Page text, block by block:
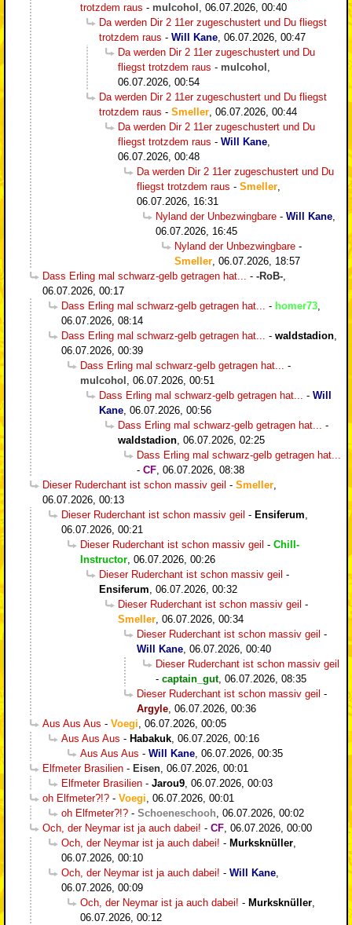
trotzdem raus - mulcohol
06.07.2026, 00:40
Da werden Dir 2 11er zugeschustert und Du fliegst
trotzdem raus - Will Kane 06.07.2026, 00:47
Da werden Dir 2 11er zugeschustert und Du
fliegst trotzdem raus - mulcohol
06.07.2026, 00:54
Da werden Dir 2 11er zugeschustert und Du fliegst
trotzdem raus - Smeller 06.07.2026, 00:44
Da werden Dir 2 11er zugeschustert und Du
fliegst trotzdem raus - Will Kane
06.07.2026, 00:48
Da werden Dir 2 11er zugeschustert und Du
fliegst trotzdem raus - Smeller
06.07.2026, 16:31
Nyland der Unbezwingbare - Will Kane
06.07.2026, 16:45
Nyland der Unbezwingbare -
Smeller 06.07.2026, 18:57
Dass Erling mal schwarz-gelb getragen hat...
- -RoB-
06.07.2026, 00:17
Dass Erling mal schwarz-gelb getragen hat...
- homer73
06.07.2026, 08:14
Dass Erling mal schwarz-gelb getragen hat...
- waldstadion
06.07.2026, 00:39
Dass Erling mal schwarz-gelb getragen hat...
-
mulcohol
06.07.2026, 00:51
Dass Erling mal schwarz-gelb getragen hat...
- Will
Kane 06.07.2026, 00:56
Dass Erling mal schwarz-gelb getragen hat...
-
waldstadion 06.07.2026, 02:25
Dass Erling mal schwarz-gelb getragen hat...
- CF 06.07.2026, 08:38
Dieser Ruderchant ist schon massiv geil - Smeller
06.07.2026, 00:13
Dieser Ruderchant ist schon massiv geil - Ensiferum
06.07.2026, 00:21
Dieser Ruderchant ist schon massiv geil - Chill-
Instructor 06.07.2026, 00:26
Dieser Ruderchant ist schon massiv geil -
Ensiferum 06.07.2026, 00:32
Dieser Ruderchant ist schon massiv geil -
Smeller 06.07.2026, 00:34
Dieser Ruderchant ist schon massiv geil -
Will Kane 06.07.2026, 00:40
Dieser Ruderchant ist schon massiv geil
- captain_gut, 06.07.2026, 08:35
Dieser Ruderchant ist schon massiv geil -
Argyle 06.07.2026, 00:36
Aus Aus Aus - Voegi 06.07.2026, 00:05
Aus Aus Aus - Habakuk 06.07.2026, 00:16
Aus Aus Aus - Will Kane 06.07.2026, 00:35
Elfmeter Brasilien - Eisen 06.07.2026, 00:01
Elfmeter Brasilien - Jarou9 06.07.2026, 00:03
oh Elfmeter?!? - Voegi 06.07.2026, 00:01
oh Elfmeter?!? - Schoeneschooh 06.07.2026, 00:02
Och, der Neymar ist ja auch dabei! - CF 06.07.2026, 00:00
Och, der Neymar ist ja auch dabei! - Murksknüller
06.07.2026, 00:10
Och, der Neymar ist ja auch dabei! - Will Kane
06.07.2026, 00:09
Och, der Neymar ist ja auch dabei! - Murksknüller
06.07.2026, 00:12